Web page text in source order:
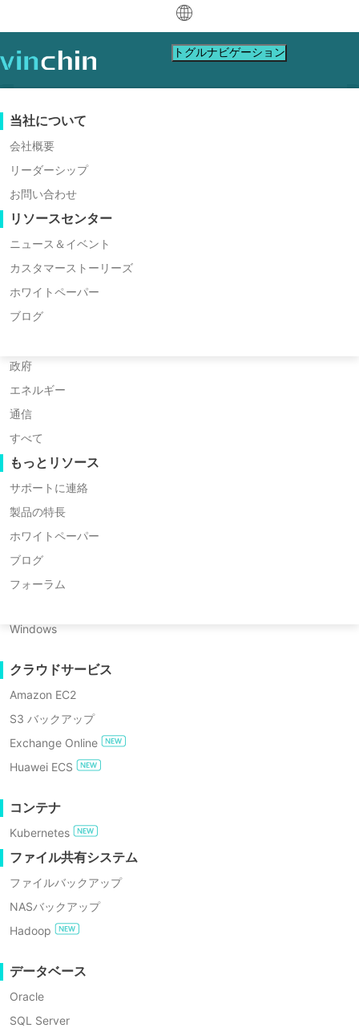
ダウ
ンロ
中文
データ保護
バックアップ＆リカバリ
リアルタイムレプリケーション
継続的データ保護
オフサイトコピー
アーカイブ
ジョブオーケストレーション
ワークロードモビリティ
V2V 移行
P2P 移行
C2C 移行
C2V 移行
P2C 移行
リカバリビリティ
VMリカバリ検証
OSリカバリ検証
データセキュリティ
マッシブエンドポイント
クラウドへのバックアップ
GDPRコンプライアンス
バーチャルマシン
VMware
Hyper-V
Proxmox
XCP-ng
oVirt
H3C CAS/UIS
ZStack
Sangfor HCI
Huawei FusionCompute
Red Hat Virtualization
Oracle OLVM
XenServer/Citrix Hypervisor
KayGrid
InCloud Sphere
Arcfra
FusionOne Compute
NexaVM
サーバー
Windows
クラウドサービス
Amazon EC2
S3 バックアップ
Exchange Online
Huawei ECS
コンテナ
Kubernetes
ファイル共有システム
ファイルバックアップ
NASバックアップ
Hadoop
データベース
Oracle
SQL Server
サポートリソース
ナレッジベース
ビデオガイド
ヘルプセンター
ライブイベント
ウェビナー
ライブデモ
カスタマーストーリーズ
ITサービス
政府
エネルギー
通信
すべて
もっとリソース
サポートに連絡
製品の特長
ホワイトペーパー
ブログ
フォーラム
購入ガイド
購入方法を学ぶ
ライセンスポリシー
よくある質問
お問い合わせ
見積もりの依頼
パートナーになる
パートナープログラム
パートナーになる
パートナーを探す
地域パートナーを探す
すでにパートナーですか
パートナーポータルログイン
当社について
会社概要
リーダーシップ
お問い合わせ
リソースセンター
ニュース＆イベント
カスタマーストーリーズ
ホワイトペーパー
ブログ
トグルナビゲーション
リーダー . ドリーマー . イノベーター
Mark Hu
創設者兼CEO
Markは中国西南部の-leading institution- 四川大
学で技術科学の博士号を取得しクラウドコンピュ
ーティングのセキュリティとサイバーセキュリテ
ィの研究に特化しています 20年以上の業界経験
を持つ彼の革新的な精神によりいくつかの国家発
明特許が生まれ10以上の論文が権威あるSCIおよ
価を得ています。
した 彼はデータ保護を革新するビジョンに駆けら
れました 彼は最先端のバックアップソリューショ
ンの開発と繁栄する中国のデータ保護エコシステ
ムの育成をリードし グローバル市場に世界クラス
のテクノロジーを提供することを目指していま
す。